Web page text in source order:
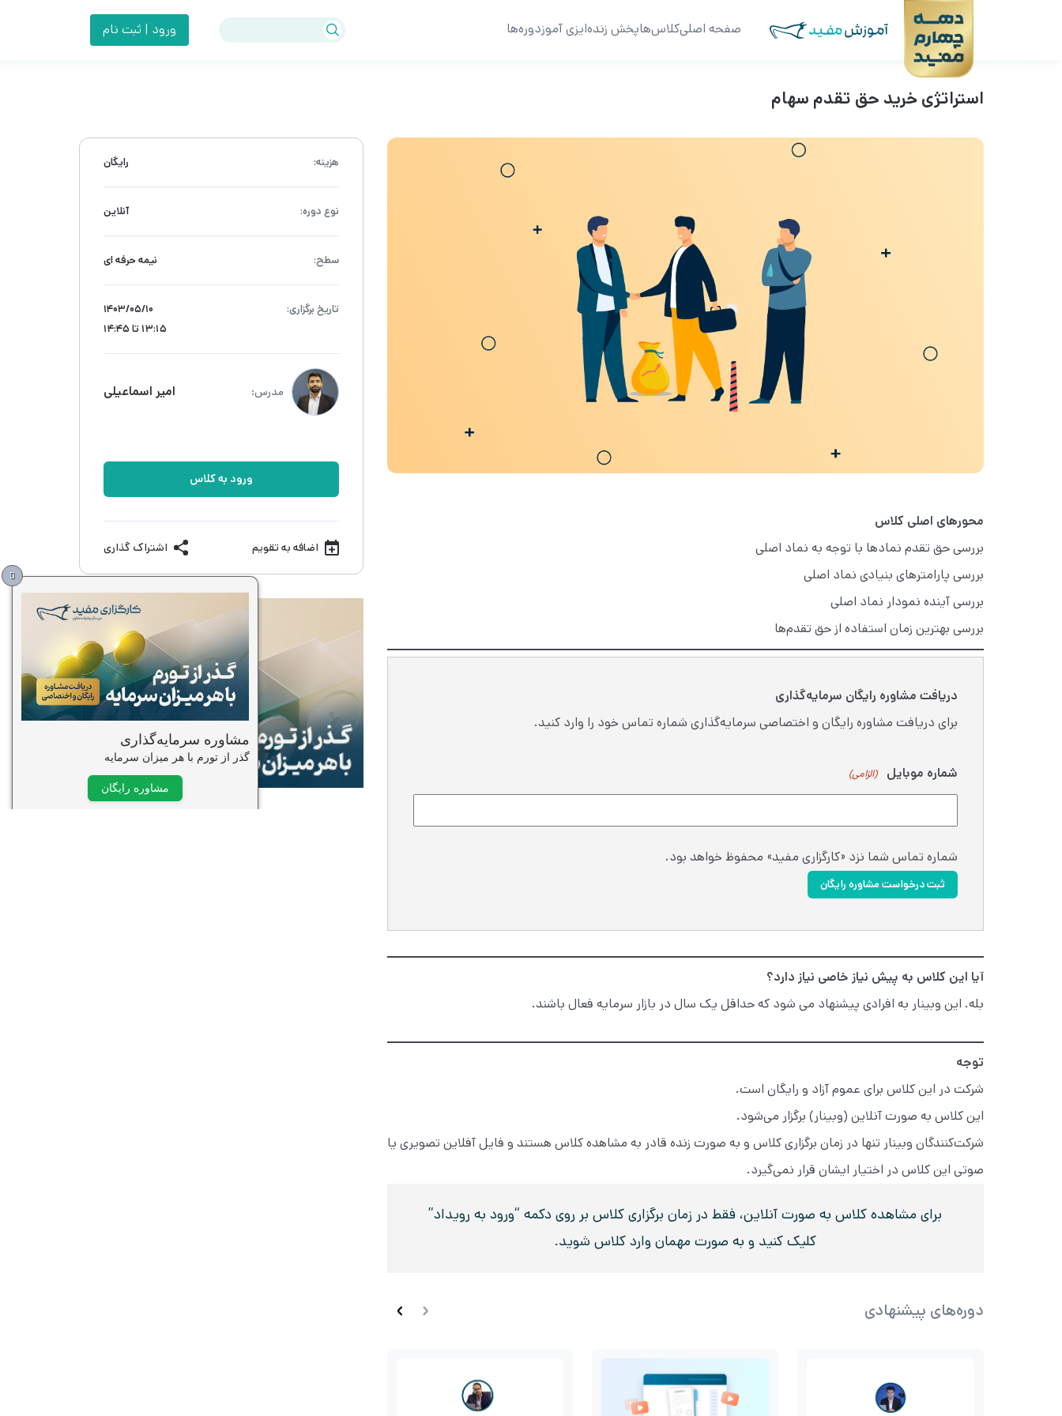
صفحه اصلیکلاس‌هاپخش زندهایزی آموزدوره‌ها ورود | ثبت نام
استراتژی خرید حق تقدم سهام
محورهای اصلی کلاس
بررسی حق تقدم نمادها با توجه به نماد اصلی
بررسی پارامترهای بنیادی نماد اصلی
بررسی آینده نمودار نماد اصلی
بررسی بهترین زمان استفاده از حق تقدم‌ها
دریافت مشاوره رایگان سرمایه‌گذاری
برای دریافت مشاوره رایگان و اختصاصی سرمایه‌گذاری شماره تماس خود را وارد کنید.
شماره موبایل (الزامی)
شماره تماس شما نزد «کارگزاری مفید» محفوظ خواهد بود.
ثبت درخواست مشاوره رایگان
آیا این کلاس به پیش نیاز خاصی نیاز دارد؟
بله. این وبینار به افرادی پیشنهاد می شود که حداقل یک سال در بازار سرمایه فعال باشند.
توجه
شرکت در این کلاس برای عموم آزاد و رایگان است.
این کلاس به صورت آنلاین (وبینار) برگزار می‌شود.
شرکت‌کنندگان وبینار تنها در زمان برگزاری کلاس و به صورت زنده قادر به مشاهده کلاس هستند و فایل آفلاین تصویری یا
صوتی این کلاس در اختیار ایشان قرار نمی‌گیرد.
برای مشاهده کلاس به صورت آنلاین، فقط در زمان برگزاری کلاس بر روی دکمه “ورود به رویداد”
کلیک کنید و به صورت مهمان وارد کلاس شوید.
دوره‌های پیشنهادی
هزینه: رایگان
نوع دوره: آنلاین
سطح: نیمه حرفه ای
تاریخ برگزاری:
۱۴۰۳/۰۵/۱۰
13:15 تا 14:45
مدرس: امیر اسماعیلی
ورود به کلاس
اضافه به تقویم اشتراک گذاری